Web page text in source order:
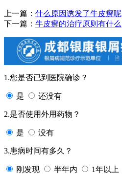
上一篇： 什么原因诱发了牛皮癣呢
下一篇： 牛皮癣的治疗原则有什么
1.您是否已到医院确诊？
是 还没有
2.是否使用外用药物？
是 没有
3.患病时间有多久？
刚发现 半年内 1年以上